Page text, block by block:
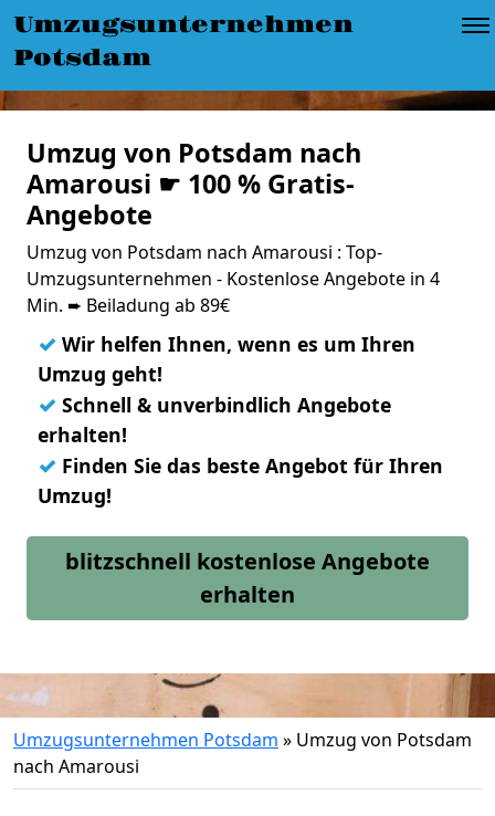
Umzugsunternehmen
Potsdam
Umzug von Potsdam nach
Amarousi ☛ 100 % Gratis-
Angebote
Umzug von Potsdam nach Amarousi : Top-
Umzugsunternehmen - Kostenlose Angebote in 4
Min. ➨ Beiladung ab 89€
✓ Wir helfen Ihnen, wenn es um Ihren
Umzug geht!
✓ Schnell & unverbindlich Angebote
erhalten!
✓ Finden Sie das beste Angebot für Ihren
Umzug!
blitzschnell kostenlose Angebote
erhalten
Umzugsunternehmen Potsdam » Umzug von Potsdam
nach Amarousi